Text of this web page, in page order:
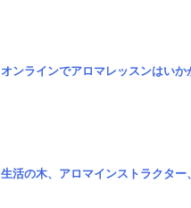
オンラインでアロマレッスンはいか
生活の木、アロマインストラクター